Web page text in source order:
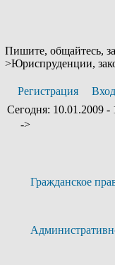
Пишите, общайтесь,
>Юриспруденции,
Регистрация
Вход
Сегодня: 10.01.2009 -
->
Гражданское